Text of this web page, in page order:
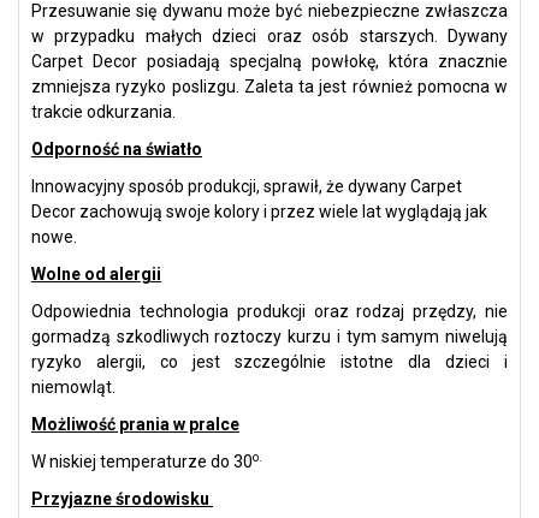
Przesuwanie się dywanu może być niebezpieczne zwłaszcza
w przypadku małych dzieci oraz osób starszych. Dywany
Carpet Decor posiadają specjalną powłokę, która znacznie
zmniejsza ryzyko poslizgu. Zaleta ta jest również pomocna w
trakcie odkurzania.
Odporność na światło
Innowacyjny sposób produkcji, sprawił, że dywany Carpet
Decor zachowują swoje kolory i przez wiele lat wyglądają jak
nowe.
Wolne od alergii
Odpowiednia technologia produkcji oraz rodzaj przędzy, nie
gormadzą szkodliwych roztoczy kurzu i tym samym niwelują
ryzyko alergii, co jest szczególnie istotne dla dzieci i
niemowląt.
Możliwość prania w pralce
W niskiej temperaturze do 30o.
Przyjazne środowisku